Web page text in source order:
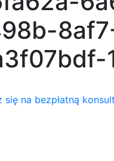
się na bezpłatną